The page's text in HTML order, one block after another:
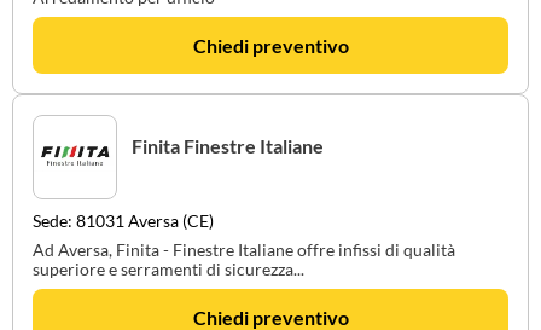
Chiedi preventivo
Finita Finestre Italiane
Sede: 81031 Aversa (CE)
Ad Aversa, Finita - Finestre Italiane offre infissi di qualità
superiore e serramenti di sicurezza...
Chiedi preventivo